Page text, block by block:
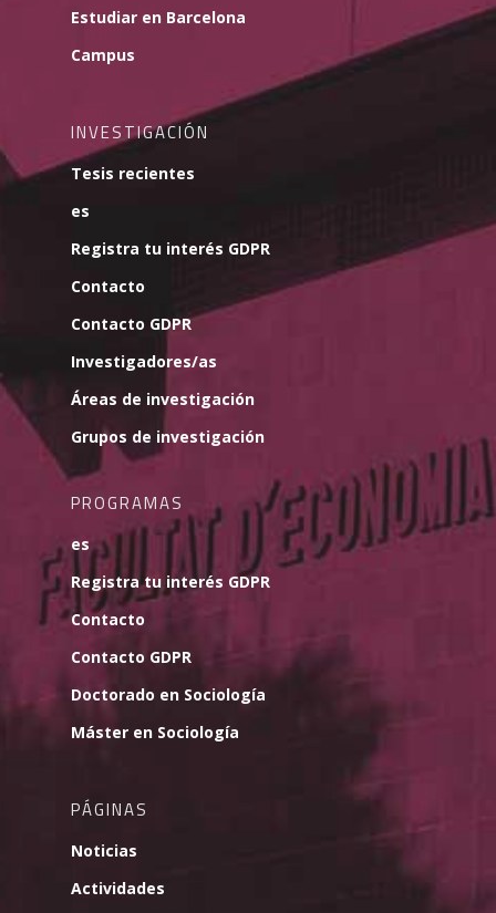
Estudiar en Barcelona
Campus
INVESTIGACIÓN
Tesis recientes
es
Registra tu interés GDPR
Contacto
Contacto GDPR
Investigadores/as
Áreas de investigación
Grupos de investigación
PROGRAMAS
es
Registra tu interés GDPR
Contacto
Contacto GDPR
Doctorado en Sociología
Máster en Sociología
PÁGINAS
Noticias
Actividades